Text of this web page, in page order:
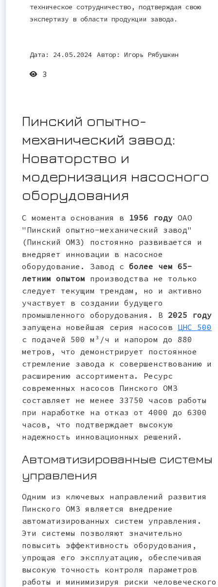
техническое сотрудничество, подтверждая свою
экспертизу в области продукции завода.
Дата: 24.05.2024 Автор: Игорь Рябушкин
3
Пинский опытно-
механический завод:
Новаторство и
модернизация насосного
оборудования
С момента основания в 1956 году ОАО
"Пинский опытно-механический завод"
(Пинский ОМЗ) постоянно развивается и
внедряет инновации в насосное
оборудование. Завод с более чем 65-
летним опытом производства не только
следует текущим трендам, но и активно
участвует в создании будущего
промышленного оборудования. В 2025 году
запущена новейшая серия насосов ЦНС 500
с подачей 500 м³/ч и напором до 880
метров, что демонстрирует постоянное
стремление завода к совершенствованию и
расширению ассортимента. Ресурс
современных насосов Пинского ОМЗ
составляет не менее 33750 часов работы
при наработке на отказ от 4000 до 6300
часов, что подтверждает высокую
надежность инновационных решений.
Автоматизированные системы
управления
Одним из ключевых направлений развития
Пинского ОМЗ является внедрение
автоматизированных систем управления.
Эти системы позволяют значительно
повысить эффективность оборудования,
упрощая его эксплуатацию, обеспечивая
высокую точность контроля параметров
работы и минимизируя риски человеческого